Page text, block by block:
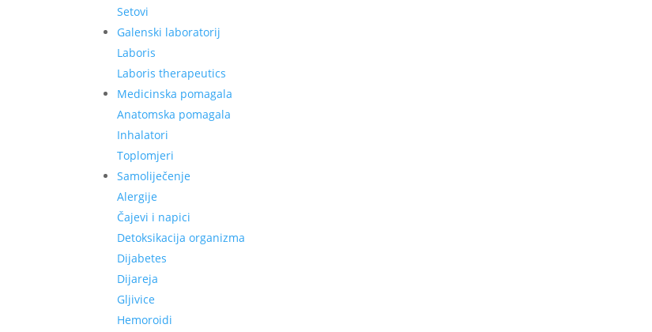
Setovi
Galenski laboratorij
Laboris
Laboris therapeutics
Medicinska pomagala
Anatomska pomagala
Inhalatori
Toplomjeri
Samoliječenje
Alergije
Čajevi i napici
Detoksikacija organizma
Dijabetes
Dijareja
Gljivice
Hemoroidi